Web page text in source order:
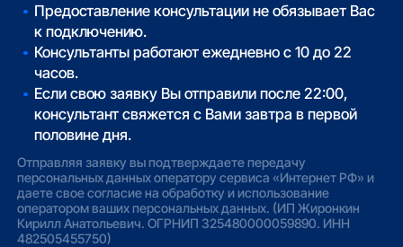
Предоставление консультации не обязывает Вас
к подключению.
Консультанты работают ежедневно с 10 до 22
часов.
Если свою заявку Вы отправили после 22:00,
консультант свяжется с Вами завтра в первой
половине дня.
Отправляя заявку вы подтверждаете передачу
персональных данных оператору сервиса «Интернет РФ» и
даете свое согласие на обработку и использование
оператором ваших персональных данных. (ИП Жиронкин
Кирилл Анатольевич. ОГРНИП 325480000059890. ИНН
482505455750)